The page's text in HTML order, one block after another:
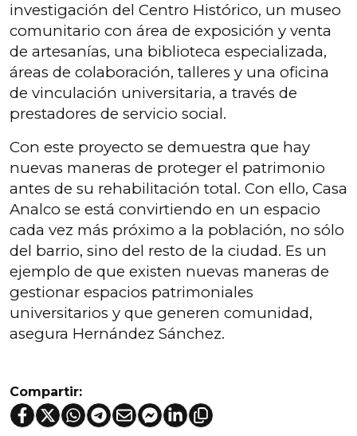
investigación del Centro Histórico, un museo
comunitario con área de exposición y venta
de artesanías, una biblioteca especializada,
áreas de colaboración, talleres y una oficina
de vinculación universitaria, a través de
prestadores de servicio social.
Con este proyecto se demuestra que hay
nuevas maneras de proteger el patrimonio
antes de su rehabilitación total. Con ello, Casa
Analco se está convirtiendo en un espacio
cada vez más próximo a la población, no sólo
del barrio, sino del resto de la ciudad. Es un
ejemplo de que existen nuevas maneras de
gestionar espacios patrimoniales
universitarios y que generen comunidad,
asegura Hernández Sánchez.
Compartir: